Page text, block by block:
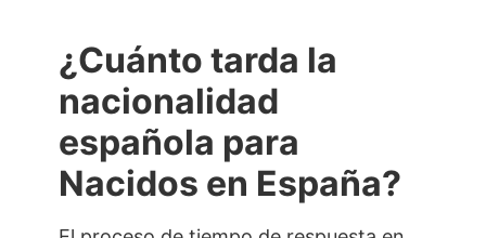
¿Cuánto tarda la
nacionalidad
española para
Nacidos en España?